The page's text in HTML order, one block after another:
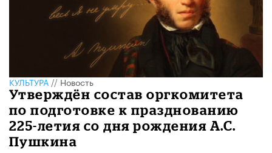
КУЛЬТУРА//Новость
Утверждён состав оргкомитета
по подготовке к празднованию
225-летия со дня рождения А.С.
Пушкина